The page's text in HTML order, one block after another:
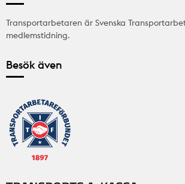
Transportarbetaren är Svenska
medlemstidning.
Besök även